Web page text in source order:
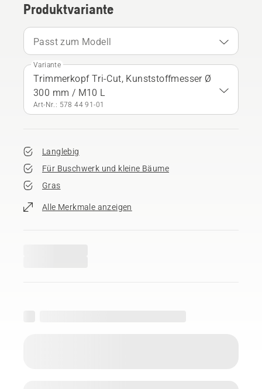
Produktvariante
Passt zum Modell
Variante
Trimmerkopf Tri-Cut, Kunststoffmesser Ø
300 mm / M10 L
Art-Nr.: 578 44 91‑01
Langlebig
Für Buschwerk und kleine Bäume
Gras
Alle Merkmale anzeigen